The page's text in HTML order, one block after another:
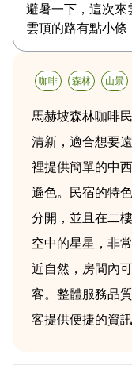
避暑一下，這次
雲頂的路有點小條
咖啡 森林 山景
馬赫坡森林咖啡
清新，適合想要
裡提供簡單的中
遜色。民宿的特
分開，並且在二
空中的星星，非
近自然，房間內
客。整體服務品
客提供便捷的資訊